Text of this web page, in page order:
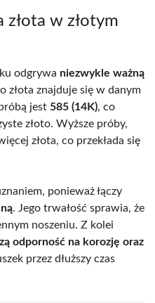
złota w złotym
odgrywa niezwykle ważną
złota znajduje się w danym
jest 585 (14K), co
złoto. Wyższe próby,
złota, co przekłada się
ponieważ łączy
. Jego trwałość sprawia, że
noszeniu. Z kolei
odporność na korozję oraz
przez dłuższy czas